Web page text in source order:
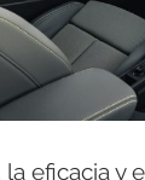
la eficacia y